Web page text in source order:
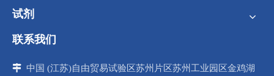
试剂
联系我们
 中国 (江苏)自由贸易试验区苏州片区苏州工业园区金鸡湖